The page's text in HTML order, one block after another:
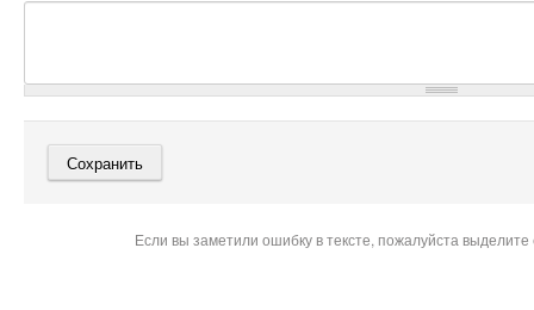
Если вы заметили ошибку в тексте, пожалуйста